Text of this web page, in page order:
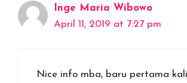
Inge Maria Wibowo
April 11, 2019 at 7:27 pm
Nice info mba, baru pertama